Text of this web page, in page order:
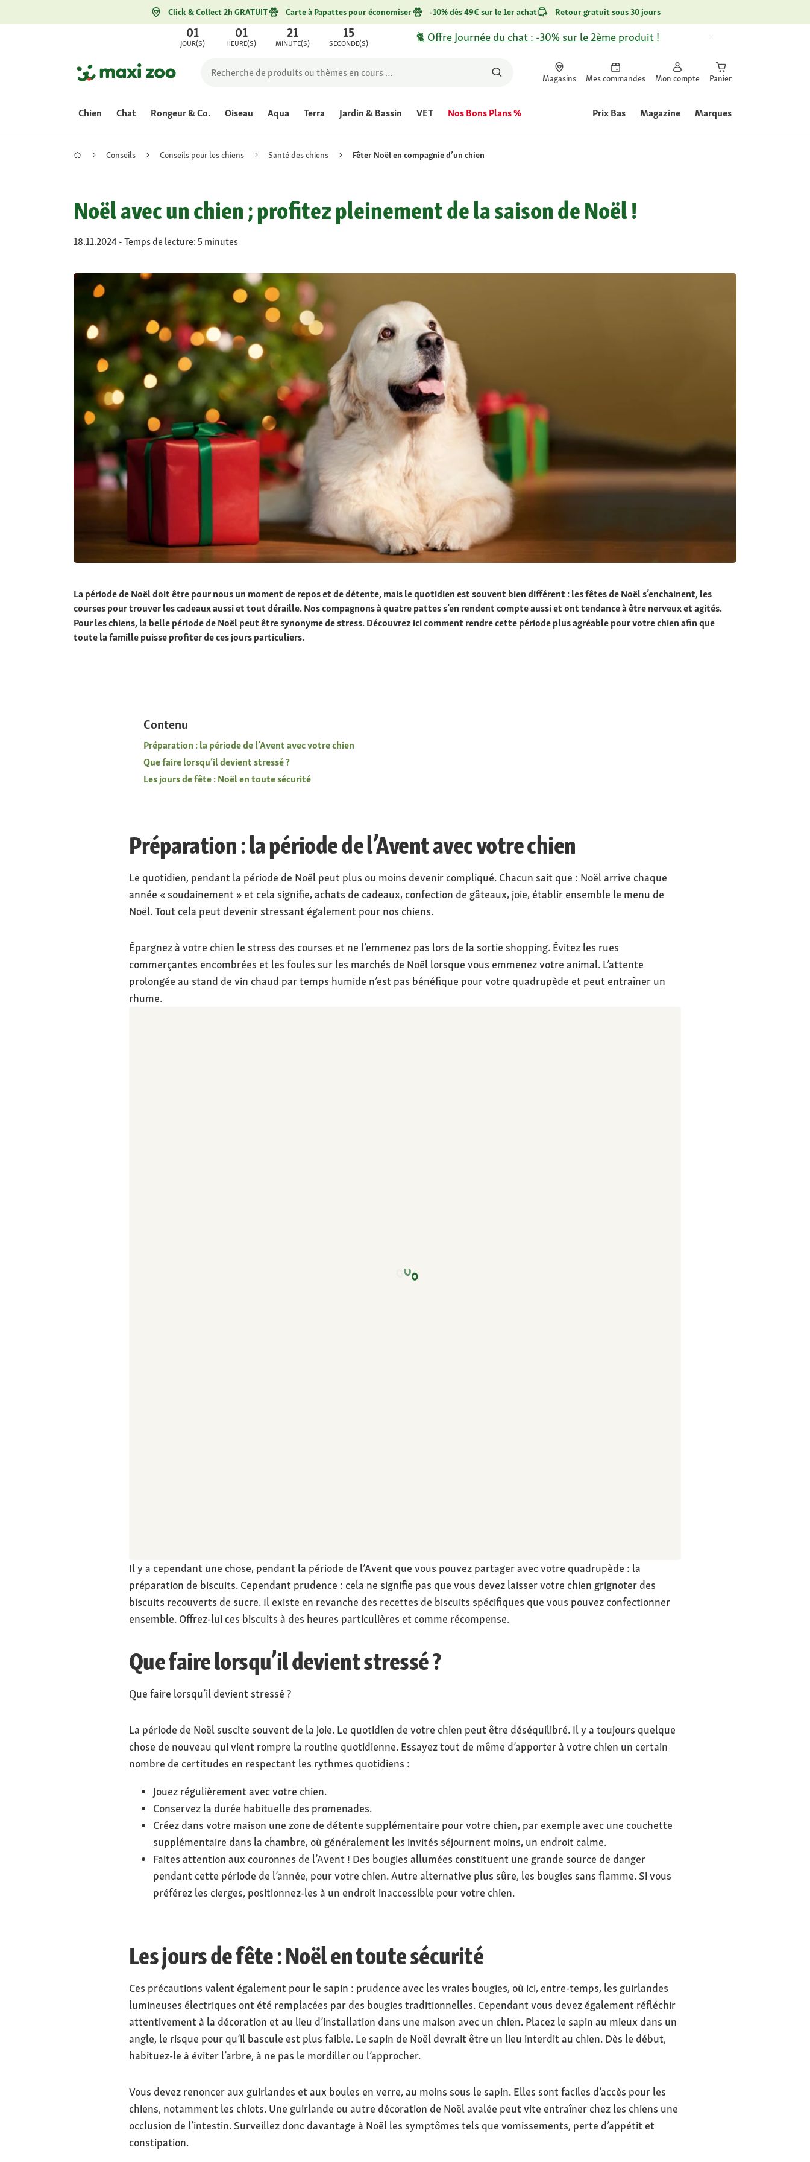
Click & Collect 2h GRATUIT Carte à Papattes pour économiser -10% dès 49€ sur le 1er achat Retour gratuit sous 30 jours
01
JOUR(S)
01
HEURE(S)
21
MINUTE(S)
15
SECONDE(S) 🐈 Offre Journée du chat : -30% sur le 2ème produit !
Magasins Mes commandes Mon compte Panier
Chien Chat Rongeur & Co. Oiseau Aqua Terra Jardin & Bassin VET Nos Bons Plans % Prix Bas Magazine Marques
Conseils Conseils pour les chiens Santé des chiens Fêter Noël en compagnie d’un chien
Noël avec un chien ; profitez pleinement de la saison de Noël !
18.11.2024 - Temps de lecture: 5 minutes
La période de Noël doit être pour nous un moment de repos et de détente, mais le quotidien est souvent bien différent : les fêtes de Noël s’enchainent, les
courses pour trouver les cadeaux aussi et tout déraille. Nos compagnons à quatre pattes s’en rendent compte aussi et ont tendance à être nerveux et agités.
Pour les chiens, la belle période de Noël peut être synonyme de stress. Découvrez ici comment rendre cette période plus agréable pour votre chien afin que
toute la famille puisse profiter de ces jours particuliers.
Contenu
Préparation : la période de l’Avent avec votre chien
Que faire lorsqu’il devient stressé ?
Les jours de fête : Noël en toute sécurité
Préparation : la période de l’Avent avec votre chien
Le quotidien, pendant la période de Noël peut plus ou moins devenir compliqué. Chacun sait que : Noël arrive chaque
année « soudainement » et cela signifie, achats de cadeaux, confection de gâteaux, joie, établir ensemble le menu de
Noël. Tout cela peut devenir stressant également pour nos chiens.
Épargnez à votre chien le stress des courses et ne l’emmenez pas lors de la sortie shopping. Évitez les rues
commerçantes encombrées et les foules sur les marchés de Noël lorsque vous emmenez votre animal. L’attente
prolongée au stand de vin chaud par temps humide n’est pas bénéfique pour votre quadrupède et peut entraîner un
rhume.
Il y a cependant une chose, pendant la période de l’Avent que vous pouvez partager avec votre quadrupède : la
préparation de biscuits. Cependant prudence : cela ne signifie pas que vous devez laisser votre chien grignoter des
biscuits recouverts de sucre. Il existe en revanche des recettes de biscuits spécifiques que vous pouvez confectionner
ensemble. Offrez-lui ces biscuits à des heures particulières et comme récompense.
Que faire lorsqu’il devient stressé ?
Que faire lorsqu’il devient stressé ?
La période de Noël suscite souvent de la joie. Le quotidien de votre chien peut être déséquilibré. Il y a toujours quelque
chose de nouveau qui vient rompre la routine quotidienne. Essayez tout de même d’apporter à votre chien un certain
nombre de certitudes en respectant les rythmes quotidiens :
Jouez régulièrement avec votre chien.
Conservez la durée habituelle des promenades.
Créez dans votre maison une zone de détente supplémentaire pour votre chien, par exemple avec une couchette
supplémentaire dans la chambre, où généralement les invités séjournent moins, un endroit calme.
Faites attention aux couronnes de l’Avent ! Des bougies allumées constituent une grande source de danger
pendant cette période de l’année, pour votre chien. Autre alternative plus sûre, les bougies sans flamme. Si vous
préférez les cierges, positionnez-les à un endroit inaccessible pour votre chien.
Les jours de fête : Noël en toute sécurité
Ces précautions valent également pour le sapin : prudence avec les vraies bougies, où ici, entre-temps, les guirlandes
lumineuses électriques ont été remplacées par des bougies traditionnelles. Cependant vous devez également réfléchir
attentivement à la décoration et au lieu d’installation dans une maison avec un chien. Placez le sapin au mieux dans un
angle, le risque pour qu’il bascule est plus faible. Le sapin de Noël devrait être un lieu interdit au chien. Dès le début,
habituez-le à éviter l’arbre, à ne pas le mordiller ou l’approcher.
Vous devez renoncer aux guirlandes et aux boules en verre, au moins sous le sapin. Elles sont faciles d’accès pour les
chiens, notamment les chiots. Une guirlande ou autre décoration de Noël avalée peut vite entraîner chez les chiens une
occlusion de l’intestin. Surveillez donc davantage à Noël les symptômes tels que vomissements, perte d’appétit et
constipation.